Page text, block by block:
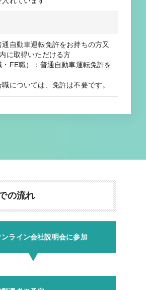
自動車運転免許をお持ちの方又
に取得いただける方
FE職）：普通自動車運転免許を
については、免許は不要です。
の流れ
ンライン会社説明会に参加